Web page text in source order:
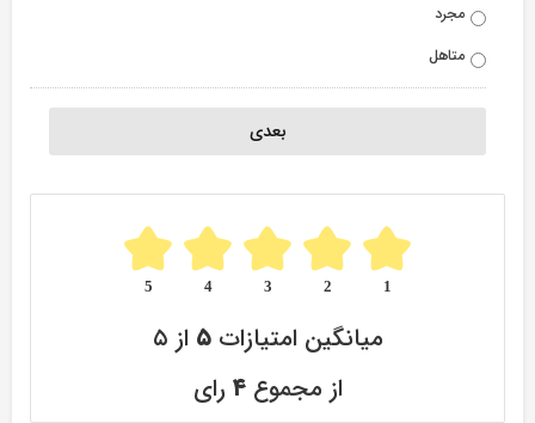
مجرد
متاهل
5 4 3 2 1
میانگین امتیازات۵ از ۵
از مجموع۴ رای